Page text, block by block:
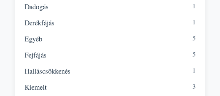
Dadogás 1
Derékfájás 1
Egyéb 5
Fejfájás 5
Halláscsökkenés 1
Kiemelt 3